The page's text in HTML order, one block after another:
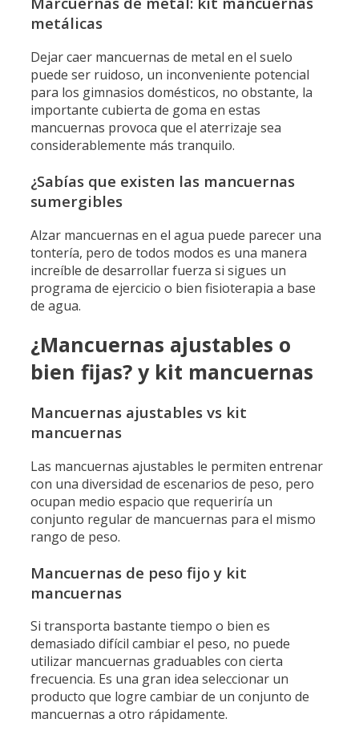
metálicas
Dejar caer mancuernas de metal en el suelo
puede ser ruidoso, un inconveniente potencial
para los gimnasios domésticos, no obstante, la
importante cubierta de goma en estas
mancuernas provoca que el aterrizaje sea
considerablemente más tranquilo.
¿Sabías que existen las mancuernas
sumergibles
Alzar mancuernas en el agua puede parecer una
tontería, pero de todos modos es una manera
increíble de desarrollar fuerza si sigues un
programa de ejercicio o bien fisioterapia a base
de agua.
¿Mancuernas ajustables o
bien fijas? y kit mancuernas
Mancuernas ajustables vs kit
mancuernas
Las mancuernas ajustables le permiten entrenar
con una diversidad de escenarios de peso, pero
ocupan medio espacio que requeriría un
conjunto regular de mancuernas para el mismo
rango de peso.
Mancuernas de peso fijo y kit
mancuernas
Si transporta bastante tiempo o bien es
demasiado difícil cambiar el peso, no puede
utilizar mancuernas graduables con cierta
frecuencia. Es una gran idea seleccionar un
producto que logre cambiar de un conjunto de
mancuernas a otro rápidamente.